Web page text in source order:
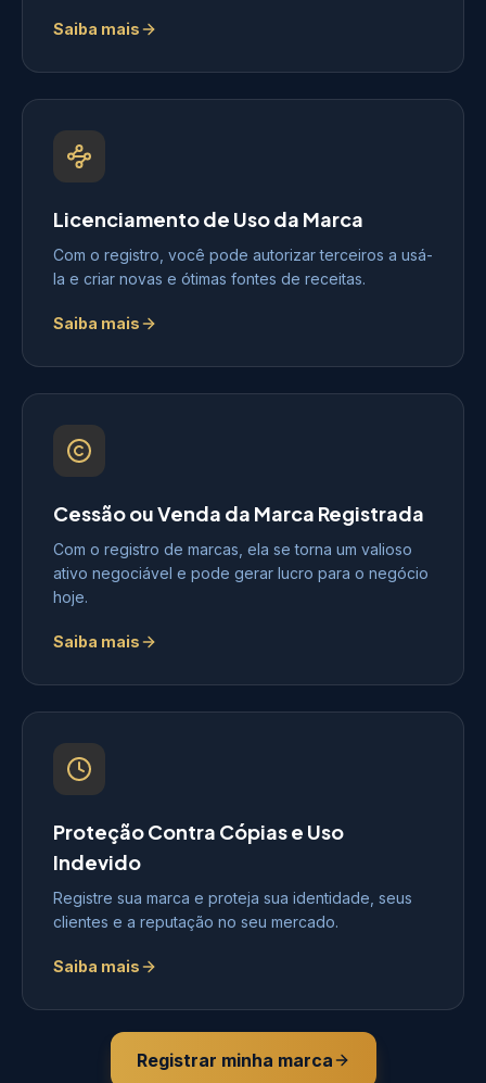
Saiba mais
Licenciamento de Uso da Marca
Com o registro, você pode autorizar terceiros a usá-
la e criar novas e ótimas fontes de receitas.
Saiba mais
Cessão ou Venda da Marca Registrada
Com o registro de marcas, ela se torna um valioso
ativo negociável e pode gerar lucro para o negócio
hoje.
Saiba mais
Proteção Contra Cópias e Uso
Indevido
Registre sua marca e proteja sua identidade, seus
clientes e a reputação no seu mercado.
Saiba mais
Registrar minha marca